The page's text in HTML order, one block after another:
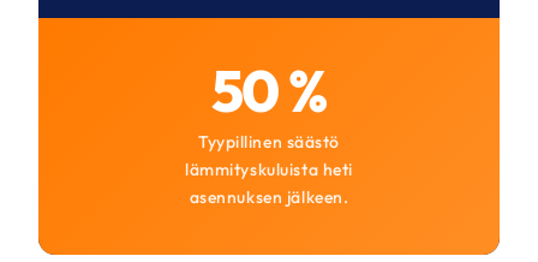
50 %
Tyypillinen säästö
lämmityskuluista heti
asennuksen jälkeen.